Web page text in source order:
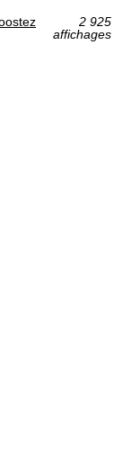
2 925
affichages